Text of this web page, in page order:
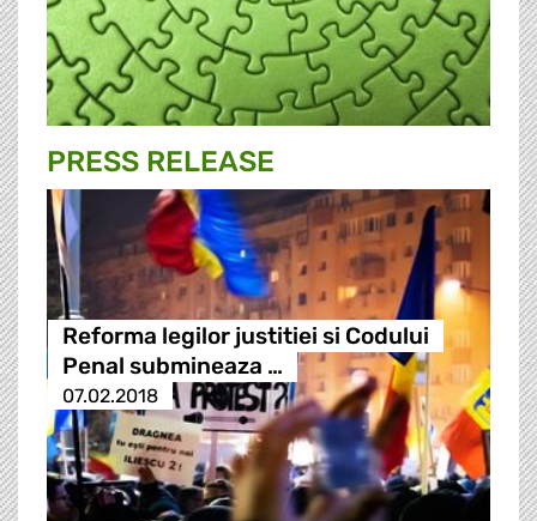
PRESS RELEASE
Reforma legilor justitiei si Codului
Penal submineaza …
07.02.2018